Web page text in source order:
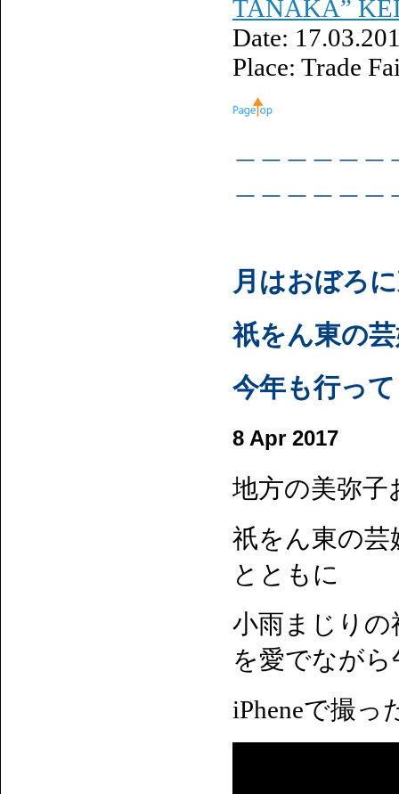
TANAKA”
Date:
Place: Trade
月はおぼろ
祇をん東の
今年も行っ
8 Apr 2017
地方の美弥子
祇をん東の芸
とともに
小雨まじりの
を愛でなが
iPheneで撮っ